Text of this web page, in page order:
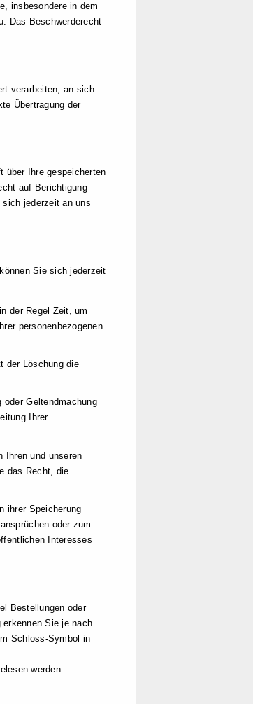
insbesondere in dem
Das Beschwerderecht
verarbeiten, an sich
Übertragung der
über Ihre gespeicherten
auf Berichtigung
sich jederzeit an uns
Sie sich jederzeit
der Regel Zeit, um
personenbezogenen
der Löschung die
oder Geltendmachung
Ihrer
Ihren und unseren
das Recht, die
ihrer Speicherung
oder zum
Interesses
Bestellungen oder
Sie je nach
Schloss-Symbol in
werden.